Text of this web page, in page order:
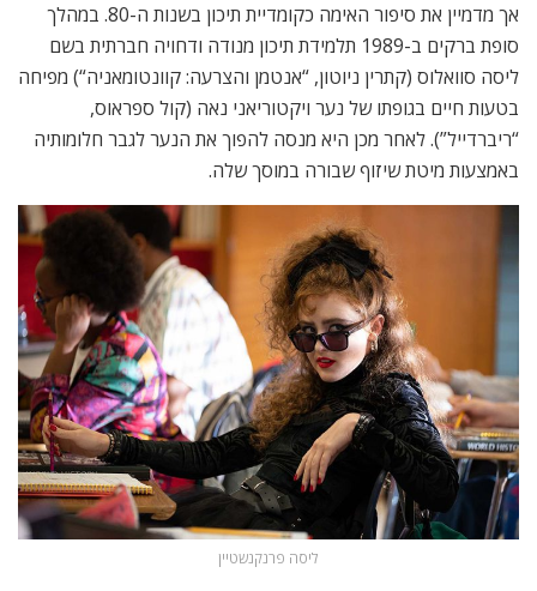
אך מדמיין את סיפור האימה כקומדיית תיכון בשנות ה-80. במהלך
סופת ברקים ב-1989 תלמידת תיכון מנודה ודחויה חברתית בשם
ליסה סוואלוס (קתרין ניוטון, “אנטמן והצרעה: קוונטומאניה“) מפיחה
בטעות חיים בגופתו של נער ויקטוריאני נאה (קול ספראוס,
“ריברדייל”). לאחר מכן היא מנסה להפוך את הנער לגבר חלומותיה
באמצעות מיטת שיזוף שבורה במוסך שלה.
ליסה פרנקנשטיין